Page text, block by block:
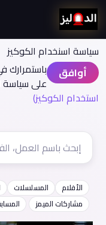
سياسة اسنخدام الكوكيز
أوافق
باستمرارك
على سياسة
استخدام الكوكيز)
الأفلام المسلسلات
مشاركات الميمز